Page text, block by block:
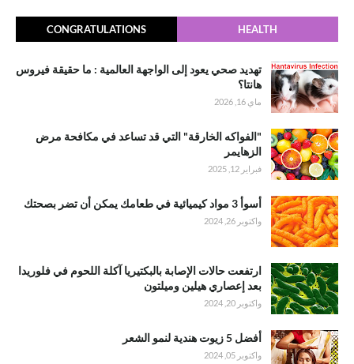
HEALTH
CONGRATULATIONS
تهديد صحي يعود إلى الواجهة العالمية : ما حقيقة فيروس
هانتا؟
ماي 16, 2026
"الفواكه الخارقة" التي قد تساعد في مكافحة مرض
الزهايمر
فبراير 12, 2025
أسوأ 3 مواد كيميائية في طعامك يمكن أن تضر بصحتك
واكتوبر 26, 2024
ارتفعت حالات الإصابة بالبكتيريا آكلة اللحوم في فلوريدا
بعد إعصاري هيلين وميلتون
واكتوبر 20, 2024
أفضل 5 زيوت هندية لنمو الشعر
واكتوبر 05, 2024